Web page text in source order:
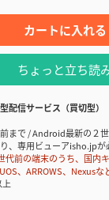
カートに入れる
ちょっと立ち読
配信サービス（買切型）
まで / Android最新の２
、専用ビューアisho.jpが
前の端末のうち、国内
、ARROWS、Nexus
上